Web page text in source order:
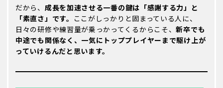
だから、 成長を加速させる一番の鍵は「感謝する力」と
「素直さ」です。 ここがしっかりと固まっている人に、
日々の研修や練習量が乗っかってくるからこそ、新卒でも
中途でも関係なく、一気にトッププレイヤーまで駆け上が
っていけるんだと思います。